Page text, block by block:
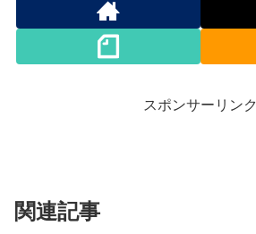
スポンサーリンク
関連記事